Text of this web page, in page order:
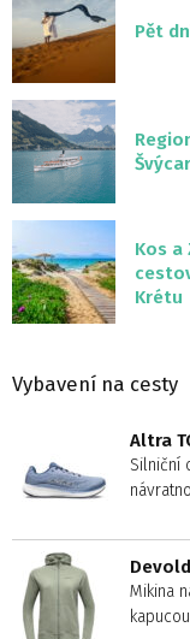
Pět
Kos
Krétu
Vybavení na cesty
Altra
Silniční
Mikina